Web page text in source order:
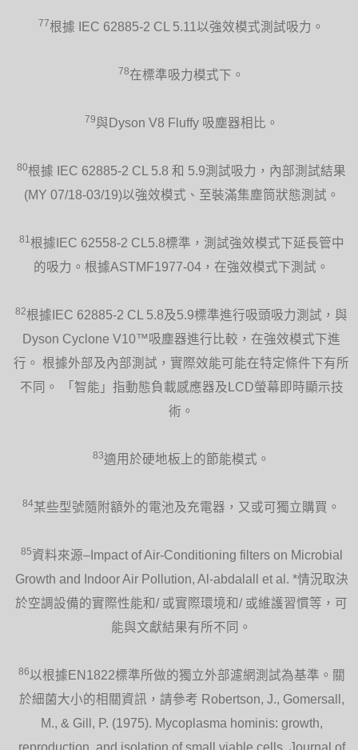
77根據 IEC 62885-2 CL 5.11以強效模式測試吸力。
78在標準吸力模式下。
79與Dyson V8 Fluffy 吸塵器相比。
80根據 IEC 62885-2 CL 5.8 和 5.9測試吸力，內部測試結果
(MY 07/18-03/19)以強效模式、至裝滿集塵筒狀態測試。
81 根據IEC 62558-2 CL5.8標準，測試強效模式下延長管中
的吸力。根據ASTMF1977-04，在強效模式下測試。
82根據IEC 62885-2 CL 5.8及5.9標準進行吸頭吸力測試，與
Dyson Cyclone V10™吸塵器進行比較，在強效模式下進
行。 根據外部及內部測試，實際效能可能在特定條件下有所
不同。 「智能」指動態負載感應器及LCD螢幕即時顯示技
術。
83適用於硬地板上的節能模式。
84某些型號隨附額外的電池及充電器，又或可獨立購買。
85資料來源–Impact of Air-Conditioning filters on Microbial
Growth and Indoor Air Pollution, Al-abdalall et al. *情況取決
於空調設備的實際性能和/ 或實際環境和/ 或維護習慣等，可
能與文獻結果有所不同。
86以根據EN1822標準所做的獨立外部濾網測試為基準。關
於細菌大小的相關資訊，請參考 Robertson, J., Gomersall,
M., & Gill, P. (1975). Mycoplasma hominis: growth,
reproduction, and isolation of small viable cells. Journal of